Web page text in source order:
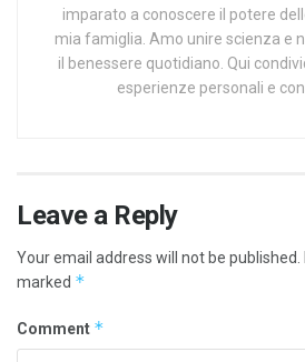
imparato a conoscere il potere
mia famiglia. Amo unire scienza e
il benessere quotidiano. Qui
esperienze personali e
Leave a Reply
Your email address will not be published.
marked *
Comment *